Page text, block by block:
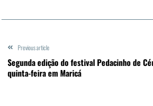
Previous article
Segunda edição do festival Pedacinho de
quinta-feira em Maricá